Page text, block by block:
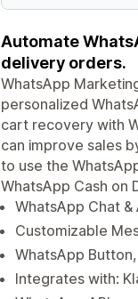
Automate
delivery orders.
WhatsApp
personalized
cart recovery with
can improve sales
to use the
WhatsApp Cash on
WhatsApp Chat
Customizable
WhatsApp
Integrates with: